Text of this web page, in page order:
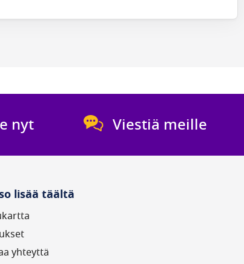
nyt Viestiä meille
lisää täältä
yhteyttä